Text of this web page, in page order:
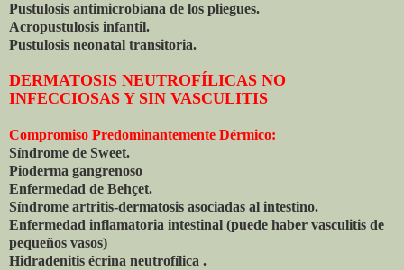
Pustulosis antimicrobiana de los pliegues.
Acropustulosis infantil.
Pustulosis neonatal transitoria.
DERMATOSIS NEUTROFÍLICAS NO
INFECCIOSAS Y SIN VASCULITIS
Compromiso Predominantemente Dérmico:
Síndrome de Sweet.
Pioderma gangrenoso
Enfermedad de Behçet.
Síndrome artritis-dermatosis asociadas al intestino.
Enfermedad inflamatoria intestinal (puede haber vasculitis de
pequeños vasos)
Hidradenitis écrina neutrofílica .